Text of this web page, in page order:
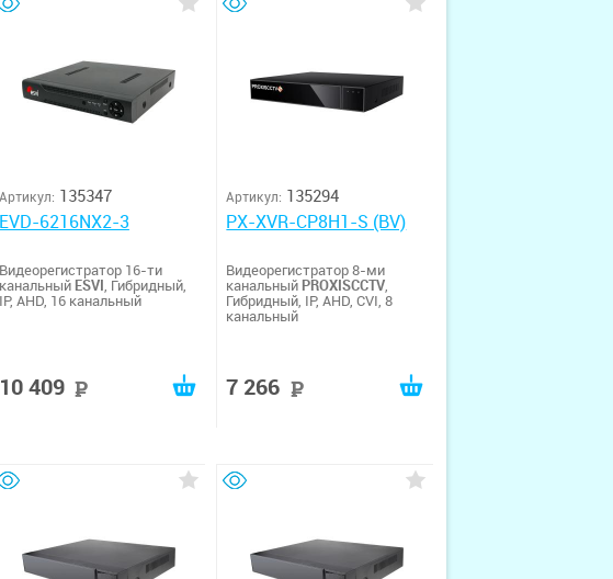
Артикул: 135347
EVD-6216NX2-3
Видеорегистратор 16-ти
канальный ESVI, Гибридный,
IP, AHD, 16 канальный
10 409
Артикул: 135294
PX-XVR-CP8H1-S (BV)
Видеорегистратор 8-ми
канальный PROXISCCTV,
Гибридный, IP, AHD, CVI, 8
канальный
7 266